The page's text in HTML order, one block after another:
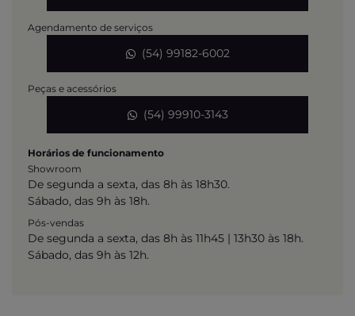
Agendamento de serviços
(54) 99182-6002
Peças e acessórios
(54) 99910-3143
Horários de funcionamento
Showroom
De segunda a sexta, das 8h às 18h30.
Sábado, das 9h às 18h.
Pós-vendas
De segunda a sexta, das 8h às 11h45 | 13h30 às 18h.
Sábado, das 9h às 12h.